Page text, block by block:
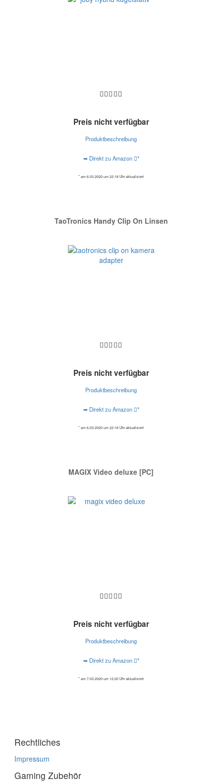
Preis nicht verfügbar
Produktbeschreibung
➥ Direkt zu Amazon *
* am 6.03.2020 um 22:18 Uhr aktualisiert
TaoTronics Handy Clip On Linsen
Preis nicht verfügbar
Produktbeschreibung
➥ Direkt zu Amazon *
* am 6.03.2020 um 22:18 Uhr aktualisiert
MAGIX Video deluxe [PC]
Preis nicht verfügbar
Produktbeschreibung
➥ Direkt zu Amazon *
* am 7.03.2020 um 12:20 Uhr aktualisiert
Rechtliches
Impressum
Gaming Zubehör